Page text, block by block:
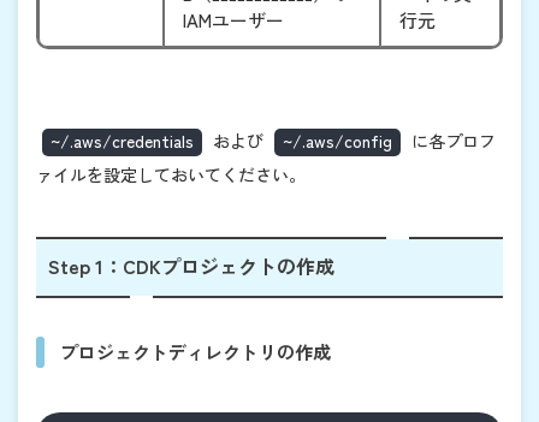
IAMユーザー
行元
~/.aws/credentials および ~/.aws/config
に各プロフ
ァイルを設定しておいてください。
Step 1：CDKプロジェクトの作成
プロジェクトディレクトリの作成